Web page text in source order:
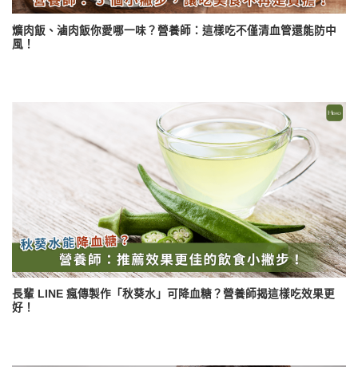
爌肉飯、滷肉飯你愛哪一味？營養師：這樣吃不僅清血管還能防中
風！
長輩 LINE 瘋傳製作「秋葵水」可降血糖？營養師揭這樣吃效果更
好！